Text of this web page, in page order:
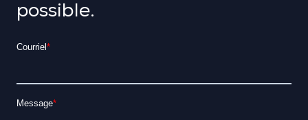
possible.